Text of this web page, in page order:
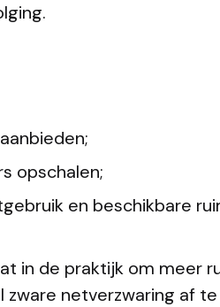
opschalen;
en beschikbare
in de praktijk om meer
netverzwaring af